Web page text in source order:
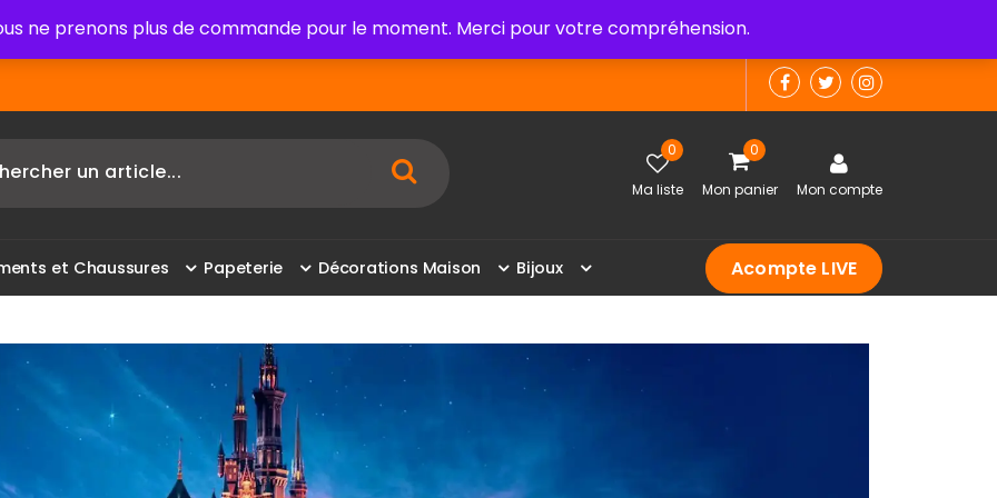
ne prenons plus de commande pour le moment. Merci pour votre compréhension.
0
Ma liste
0
Mon panier Mon compte
ents et Chaussures Papeterie Décorations Maison Bijoux Acompte LIVE